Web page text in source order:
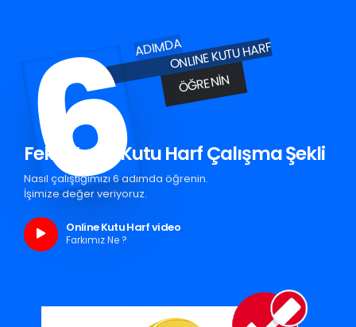
6ADIMDAONLINE KUTU HARF
ÖĞRENIN
Feke Krom Kutu Harf Çalışma Şekli
Nasıl çalıştığımızı 6 adımda öğrenin.
İşimize değer veriyoruz.
Online Kutu Harf video
Farkımız Ne ?